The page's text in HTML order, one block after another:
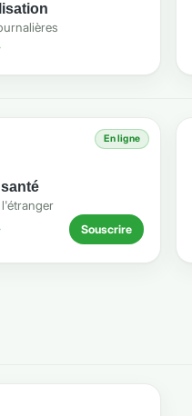
En ligne
Souscrire